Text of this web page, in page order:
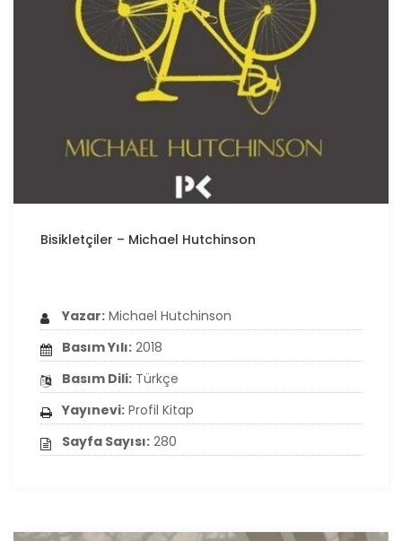
Bisikletçiler – Michael Hutchinson
Yazar: Michael Hutchinson
Basım Yılı: 2018
Basım Dili: Türkçe
Yayınevi: Profil Kitap
Sayfa Sayısı: 280